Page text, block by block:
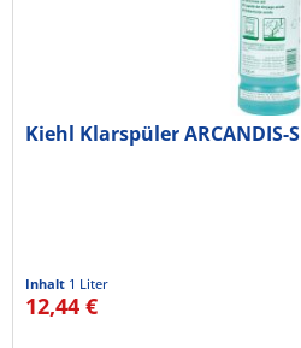
Kiehl Klarspüler ARCANDIS-
Inhalt 1 Liter
12,44 €